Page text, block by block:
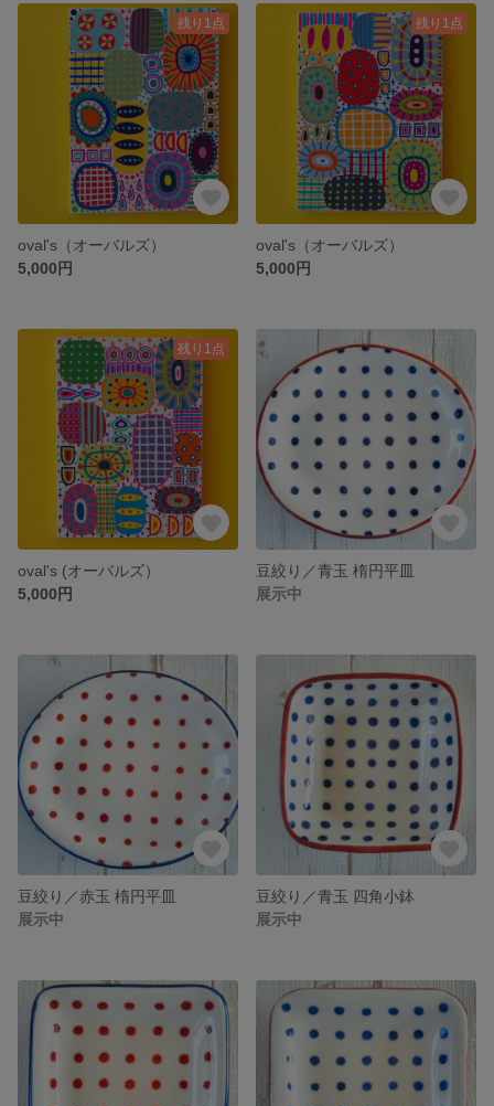
残り1点
oval's（オーバルズ）
5,000円
残り1点
oval's（オーバルズ）
5,000円
残り1点
oval's (オーバルズ）
5,000円
豆絞り／青玉 楕円平皿
展示中
豆絞り／赤玉 楕円平皿
展示中
豆絞り／青玉 四角小鉢
展示中